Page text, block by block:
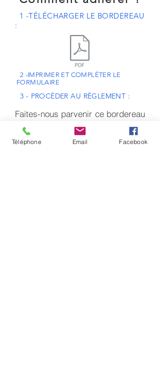
1 -TÉLÉCHARGER LE BORDEREAU
:
2 -IMPRIMER ET COMPLÉTER LE
FORMULAIRE
3 - PROCÉDER AU RÈGLEMENT :
Faites-nous parvenir ce bordereau
complété, accompagné d'un
règlement de 23,00€
(chèque à
l'ordre de "Familles Rurales" ou
Téléphone Email Facebook